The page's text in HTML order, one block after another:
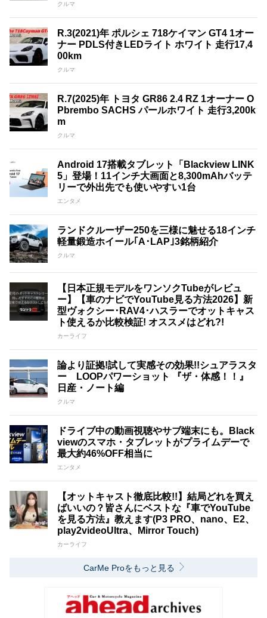
クルマ
R.3(2021)年 ポルシェ 718ケイマン GT4 1オー
ナー PDLS付きLEDライト ホワイト 走行17,4
00km
クルマ
R.7(2025)年 トヨタ GR86 2.4 RZ 1オーナー O
Pbrembo SACHS パールホワイト 走行3,200k
m
クルマ
Android 17搭載タブレット「Blackview LINK
5」登場！11インチ大画面と8,300mAhバッテ
リーで外出先でも使いやすい1台
エンタメ
ランドクルーザー250を三様に魅せる18インチ
軽量鍛造ホイール｢A･LAP｣3銘柄紹介
クルマ
【日本正規モデルをワンソクTubeがレビュ
ー】【車のナビでYouTube見る方法2026】新
型ヴォクシー･RAV4･ハスラーでオットキャス
ト使えるか比較検証! オススメはどれ?!
カーライフ
論より証拠!試して実感その効果!!シュアラスタ
ー LOOPパワーショット 『ザ・体感！！』
日産・ノート編
クルマ
ドライブ中の動画視聴やサブ端末にも。Black
viewのスマホ・タブレットがプライムデーで
最大約46%OFF相当に
エンタメ
【オットキャスト徹底比較!!】結局どれを買え
ばいいの？皆さんにベストな『車でYouTube
を見る方法』教えます(P3 PRO、nano、E2、
play2videoUltra、Mirror Touch)
カーライフ
CarMe Proをもっと見る